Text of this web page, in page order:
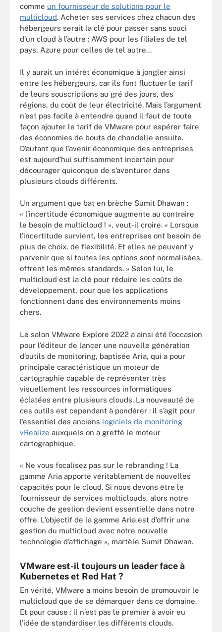
comme un fournisseur de solutions pour le
multicloud. Acheter ses services chez chacun des
hébergeurs serait la clé pour passer sans souci
d’un cloud à l’autre : AWS pour les filiales de tel
pays, Azure pour celles de tel autre…
Il y aurait un intérêt économique à jongler ainsi
entre les hébergeurs, car ils font fluctuer le tarif
de leurs souscriptions au gré des jours, des
régions, du coût de leur électricité. Mais l’argument
n’est pas facile à entendre quand il faut de toute
façon ajouter le tarif de VMware pour espérer faire
des économies de bouts de chandelle ensuite.
D’autant que l’avenir économique des entreprises
est aujourd’hui suffisamment incertain pour
décourager quiconque de s’aventurer dans
plusieurs clouds différents.
Un argument que bat en brèche Sumit Dhawan :
« l’incertitude économique augmente au contraire
le besoin de multicloud ! », veut-il croire. « Lorsque
l’incertitude survient, les entreprises ont besoin de
plus de choix, de flexibilité. Et elles ne peuvent y
parvenir que si toutes les options sont normalisées,
offrent les mêmes standards. » Selon lui, le
multicloud est la clé pour réduire les coûts de
développement, pour que les applications
fonctionnent dans des environnements moins
chers.
Le salon VMware Explore 2022 a ainsi été l’occasion
pour l’éditeur de lancer une nouvelle génération
d’outils de monitoring, baptisée Aria, qui a pour
principale caractéristique un moteur de
cartographie capable de représenter très
visuellement les ressources informatiques
éclatées entre plusieurs clouds. La nouveauté de
ces outils est cependant à pondérer : il s’agit pour
l’essentiel des anciens logiciels de monitoring
vRealize auxquels on a greffé le moteur
cartographique.
« Ne vous focalisez pas sur le rebranding ! La
gamme Aria apporte véritablement de nouvelles
capacités pour le cloud. Si nous devons être le
fournisseur de services multiclouds, alors notre
couche de gestion devient essentielle dans notre
offre. L’objectif de la gamme Aria est d’offrir une
gestion du multicloud avec notre nouvelle
technologie d’affichage », martèle Sumit Dhawan.
VMware est-il toujours un leader face à
Kubernetes et Red Hat ?
En vérité, VMware a moins besoin de promouvoir le
multicloud que de se démarquer dans ce domaine.
Et pour cause : il n’est pas le premier à avoir eu
l’idée de standardiser les différents clouds.